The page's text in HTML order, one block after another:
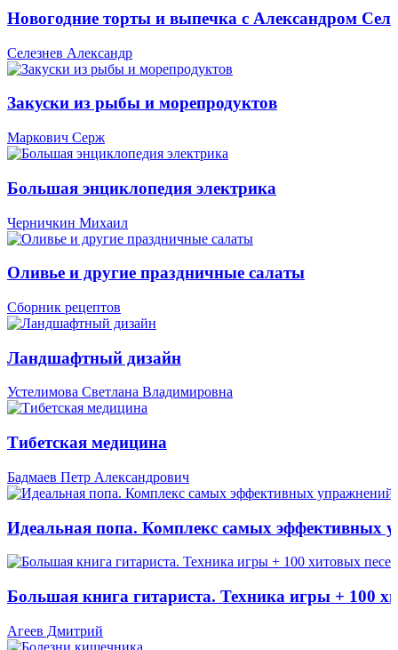
Новогодние торты и выпечка с Александром
Селезнев Александр
Закуски из рыбы и морепродуктов
Маркович Серж
Большая энциклопедия электрика
Черничкин Михаил
Оливье и другие праздничные салаты
Сборник рецептов
Ландшафтный дизайн
Устелимова Светлана Владимировна
Тибетская медицина
Бадмаев Петр Александрович
Идеальная попа. Комплекс самых эффективных
Большая книга гитариста. Техника игры + 100
Агеев Дмитрий